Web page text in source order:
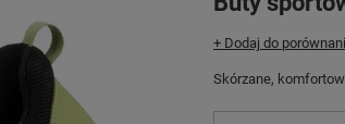
+ Dodaj do
Skórzane,